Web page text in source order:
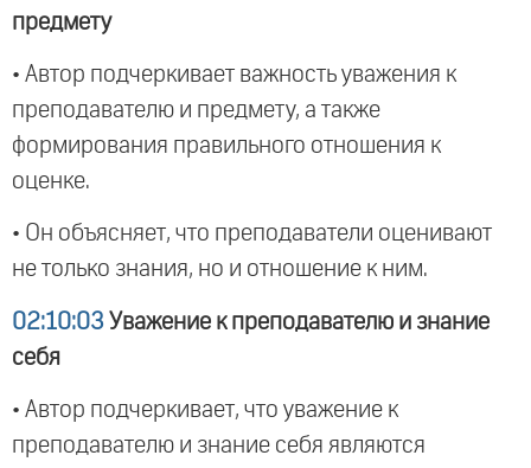
предмету
• Автор подчеркивает важность уважения к
преподавателю и предмету, а также
формирования правильного отношения к
оценке.
• Он объясняет, что преподаватели оценивают
не только знания, но и отношение к ним.
02:10:03 Уважение к преподавателю и знание
себя
• Автор подчеркивает, что уважение к
преподавателю и знание себя являются